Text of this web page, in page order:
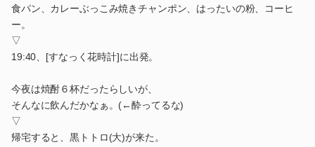
食パン、カレーぶっこみ焼きチャンポン、はったいの粉、コーヒ
ー。
▽
19:40、[すなっく花時計]に出発。
今夜は焼酎６杯だったらしいが、
そんなに飲んだかなぁ。(←酔ってるな)
▽
帰宅すると、黒トトロ(大)が来た。